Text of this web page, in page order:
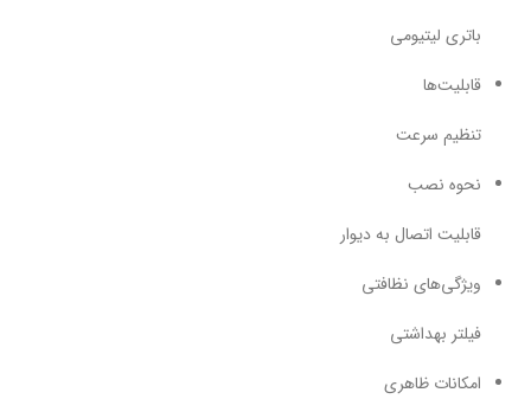
باتری لیتیومی
قابلیت‌ها
تنظیم سرعت
نحوه نصب
قابلیت اتصال به دیوار
ویژگی‌های نظافتی
فیلتر بهداشتی
امکانات ظاهری